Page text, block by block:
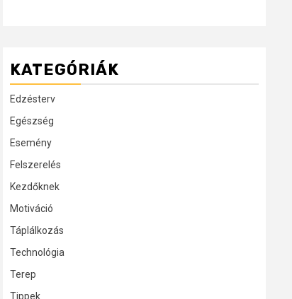
KATEGÓRIÁK
Edzésterv
Egészség
Esemény
Felszerelés
Kezdőknek
Motiváció
Táplálkozás
Technológia
Terep
Tippek